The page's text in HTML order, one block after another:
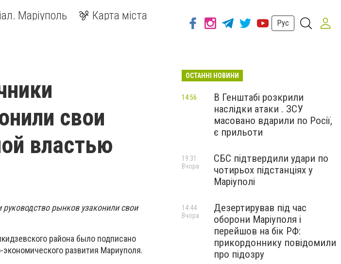
Маріуполь Карта міста
Рус
свои
властью
рынков узаконили свои
района было подписано
развития Мариуполя.
ОСТАННІ НОВИНИ
В Генштабі розкрили
наслідки атаки . ЗСУ
масовано вдарили по Росії,
є прильоти
14:56
СБС підтвердили удари по
чотирьох підстанціях у
Маріуполі
19:31
Вчора
Дезертирував під час
оборони Маріуполя і
перейшов на бік РФ:
прикордоннику повідомили
про підозру
14:44
Вчора